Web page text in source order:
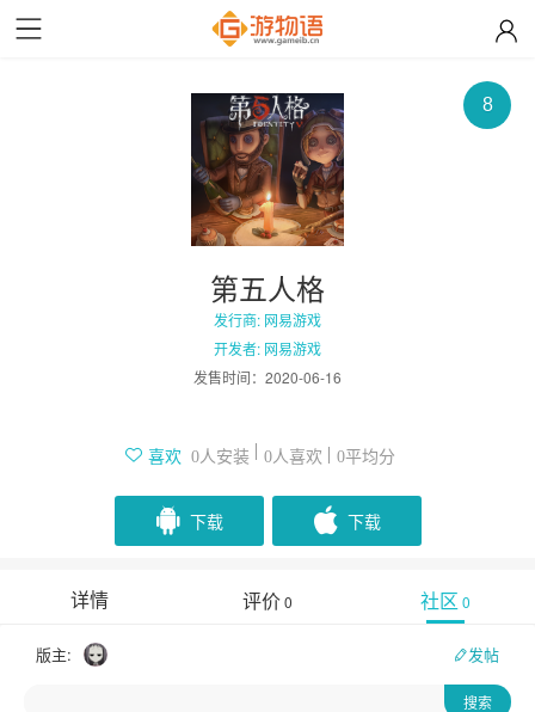
8
第五人格
发行商: 网易游戏
开发者: 网易游戏
发售时间： 2020-06-16
喜欢 0人安装 0人喜欢 0平均分
下载 下载
详情 评价0 社区 0
版主: 发帖